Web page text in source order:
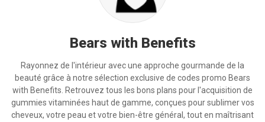
Bears with Benefits
Rayonnez de l'intérieur avec une approche gourmande de la
beauté grâce à notre sélection exclusive de codes promo Bears
with Benefits. Retrouvez tous les bons plans pour l'acquisition de
gummies vitaminées haut de gamme, conçues pour sublimer vos
cheveux, votre peau et votre bien-être général, tout en maîtrisant